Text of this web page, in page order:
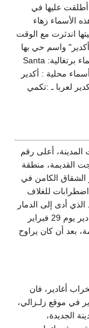
عليها في
الأسماء زهاء
اندثرت مع الوقت
واسم حي بها
وهو "فونتي". ونذكر من هذه الأسماء، ما يلي: أسماء برتغالية: Santa
cruz de Aguer - Santa Cruz du cap do Gue أسماء محلية : أكدير
لعربا ـ :تكمي
أعلى رقم
القديمة، منطقة
الشقاق الكامن في
للغلاف
الشديد الذي أدى إلى الدمار
الكاسح للمدينة. بعد الكارثة التي عرفتها مدينة أكادير يوم 29 فبراير
عدد السكان ليصل إلى 16000 نسمة، بعد أن كان يراوح
أغادير، فان
في موقع زلـزالي،
الجديدة،